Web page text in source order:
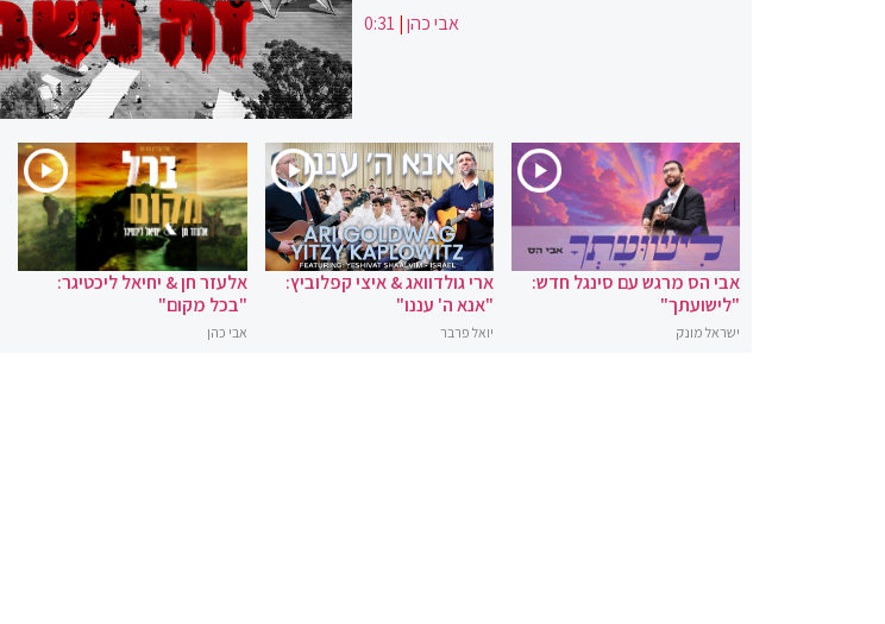
אבי כהן|
0:31
אבי הס מרגש עם סינגל חדש:
"לישועתך"
ישראל מונק
ארי גולדוואג & איצי קפלוביץ:
"אנא ה' עננו"
יואל פרבר
אלעזר חן & יחיאל ליכטיגר:
"בכל מקום"
אבי כהן